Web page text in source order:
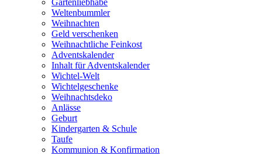
Gartenliebhabe
Weltenbummler
Weihnachten
Geld verschenken
Weihnachtliche Feinkost
Adventskalender
Inhalt für Adventskalender
Wichtel-Welt
Wichtelgeschenke
Weihnachtsdeko
Anlässe
Geburt
Kindergarten & Schule
Taufe
Kommunion & Konfirmation